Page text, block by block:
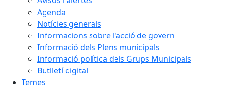
Agenda
Notícies generals
Informacions sobre l'acció de govern
Informació dels Plens municipals
Informació política dels Grups Municipals
Butlletí digital
Temes